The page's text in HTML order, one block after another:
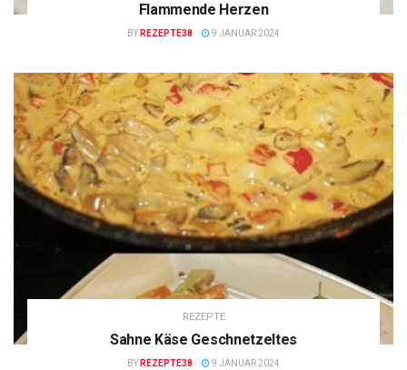
Flammende Herzen
BY REZEPTE38 9 JANUAR 2024
REZEPTE
Sahne Käse Geschnetzeltes
BY REZEPTE38 9 JANUAR 2024